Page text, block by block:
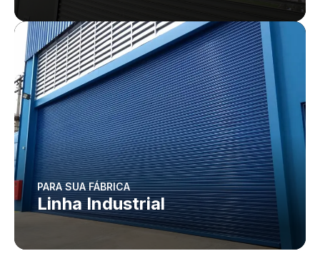
PARA SUA FÁBRICA
Linha Industrial